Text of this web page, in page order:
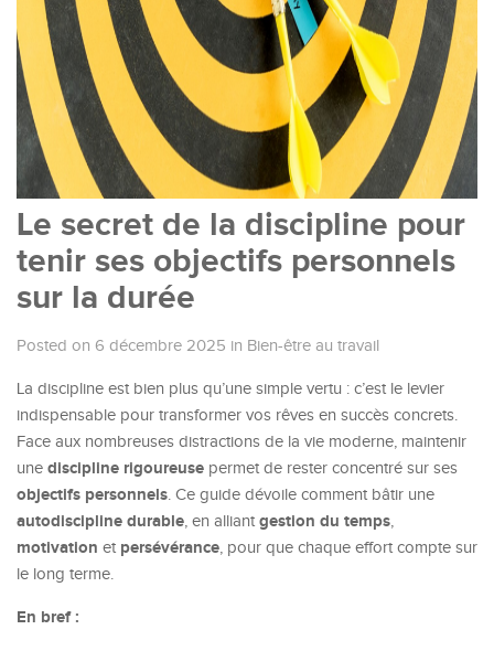
Le secret de la discipline pour
tenir ses objectifs personnels
sur la durée
Posted on 6 décembre 2025 in Bien-être au travail
La discipline est bien plus qu’une simple vertu : c’est le levier
indispensable pour transformer vos rêves en succès concrets.
Face aux nombreuses distractions de la vie moderne, maintenir
une discipline rigoureuse permet de rester concentré sur ses
objectifs personnels. Ce guide dévoile comment bâtir une
autodiscipline durable, en alliant gestion du temps,
motivation et persévérance, pour que chaque effort compte sur
le long terme.
En bref :